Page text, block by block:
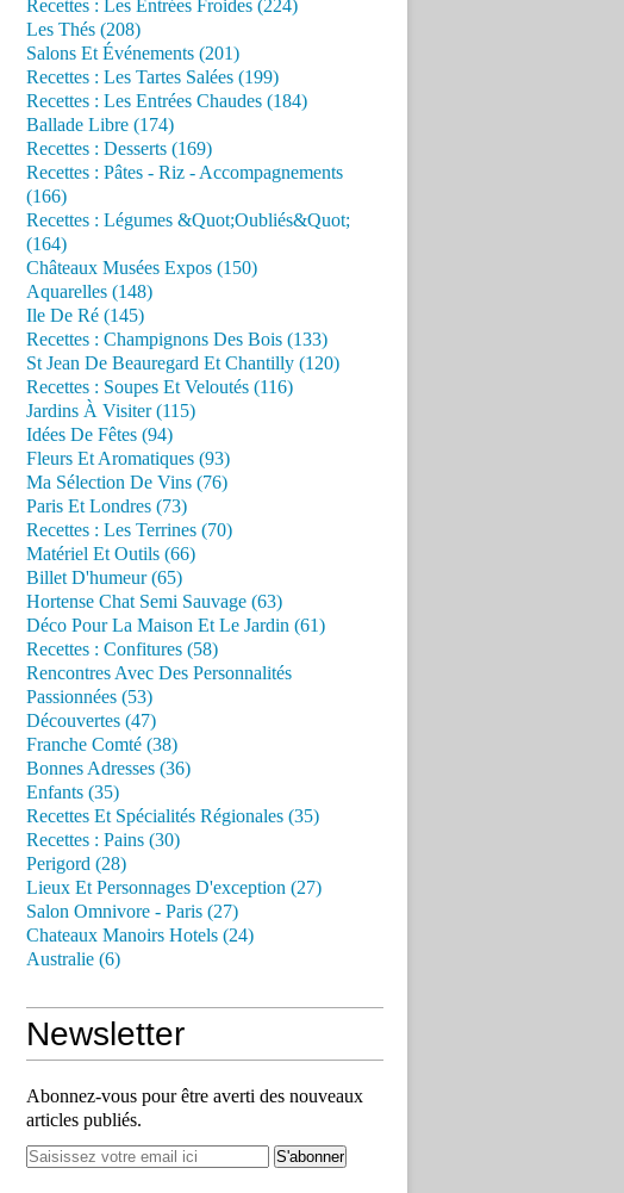
Recettes : Les Entrées Froides (224)
Les Thés (208)
Salons Et Événements (201)
Recettes : Les Tartes Salées (199)
Recettes : Les Entrées Chaudes (184)
Ballade Libre (174)
Recettes : Desserts (169)
Recettes : Pâtes - Riz - Accompagnements
(166)
Recettes : Légumes &Quot;Oubliés&Quot;
(164)
Châteaux Musées Expos (150)
Aquarelles (148)
Ile De Ré (145)
Recettes : Champignons Des Bois (133)
St Jean De Beauregard Et Chantilly (120)
Recettes : Soupes Et Veloutés (116)
Jardins À Visiter (115)
Idées De Fêtes (94)
Fleurs Et Aromatiques (93)
Ma Sélection De Vins (76)
Paris Et Londres (73)
Recettes : Les Terrines (70)
Matériel Et Outils (66)
Billet D'humeur (65)
Hortense Chat Semi Sauvage (63)
Déco Pour La Maison Et Le Jardin (61)
Recettes : Confitures (58)
Rencontres Avec Des Personnalités
Passionnées (53)
Découvertes (47)
Franche Comté (38)
Bonnes Adresses (36)
Enfants (35)
Recettes Et Spécialités Régionales (35)
Recettes : Pains (30)
Perigord (28)
Lieux Et Personnages D'exception (27)
Salon Omnivore - Paris (27)
Chateaux Manoirs Hotels (24)
Australie (6)
Newsletter
Abonnez-vous pour être averti des nouveaux
articles publiés.